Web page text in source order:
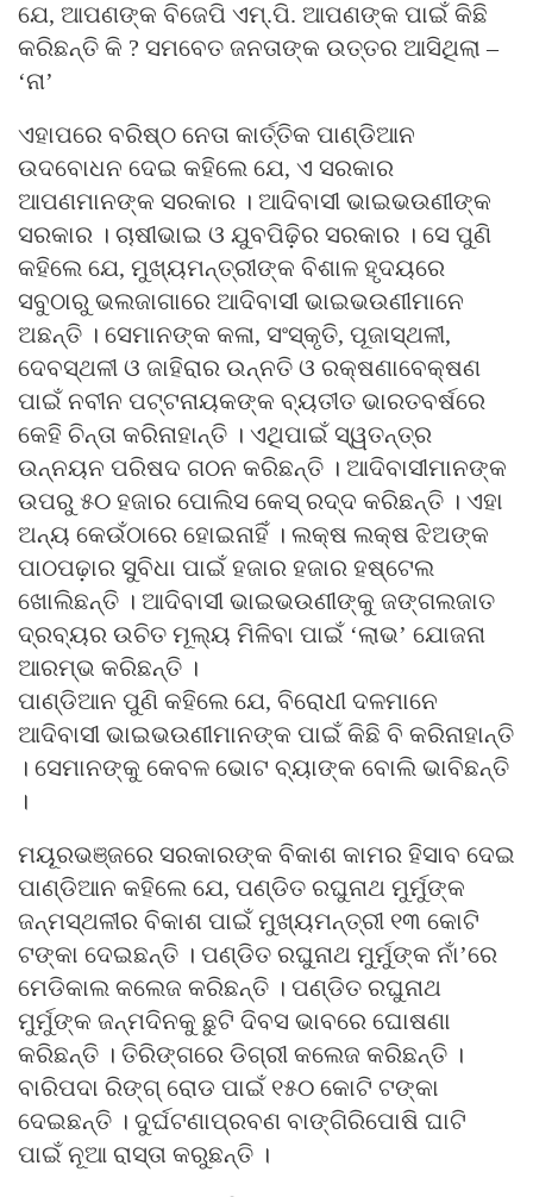
ଯେ, ଆପଣଙ୍କ ବିଜେପି ଏମ୍‍.ପି. ଆପଣଙ୍କ ପାଇଁ କିଛି
କରିଛନ୍ତି କି ? ସମବେତ ଜନତାଙ୍କ ଉତ୍ତର ଆସିଥିଲା –
‘ନା’
ଏହାପରେ ବରିଷ୍ଠ ନେତା କାର୍ତ୍ତିକ ପାଣ୍ଡିଆନ
ଉଦବୋଧନ ଦେଇ କହିଲେ ଯେ, ଏ ସରକାର
ଆପଣମାନଙ୍କ ସରକାର । ଆଦିବାସୀ ଭାଇଭଉଣୀଙ୍କ
ସରକାର । ଚାଷୀଭାଇ ଓ ଯୁବପିଢ଼ିର ସରକାର । ସେ ପୁଣି
କହିଲେ ଯେ, ମୁଖ୍ୟମନ୍ତ୍ରୀଙ୍କ ବିଶାଳ ହୃଦୟରେ
ସବୁଠାରୁ ଭଲଜାଗାରେ ଆଦିବାସୀ ଭାଇଭଉଣୀମାନେ
ଅଛନ୍ତି । ସେମାନଙ୍କ କଳା, ସଂସ୍କୃତି, ପୂଜାସ୍ଥଳୀ,
ଦେବସ୍ଥଳୀ ଓ ଜାହିରାର ଉନ୍ନତି ଓ ରକ୍ଷଣାବେକ୍ଷଣ
ପାଇଁ ନବୀନ ପଟ୍ଟନାୟକଙ୍କ ବ୍ୟତୀତ ଭାରତବର୍ଷରେ
କେହି ଚିନ୍ତା କରିନାହାନ୍ତି । ଏଥିପାଇଁ ସ୍ୱତନ୍ତ୍ର
ଉନ୍ନୟନ ପରିଷଦ ଗଠନ କରିଛନ୍ତି । ଆଦିବାସୀମାନଙ୍କ
ଉପରୁ ୫୦ ହଜାର ପୋଲିସ କେସ୍‍ ରଦ୍ଦ କରିଛନ୍ତି । ଏହା
ଅନ୍ୟ କେଉଁଠାରେ ହୋଇନାହିଁ । ଲକ୍ଷ ଲକ୍ଷ ଝିଅଙ୍କ
ପାଠପଢ଼ାର ସୁବିଧା ପାଇଁ ହଜାର ହଜାର ହଷ୍ଟେଲ
ଖୋଲିଛନ୍ତି । ଆଦିବାସୀ ଭାଇଭଉଣୀଙ୍କୁ ଜଙ୍ଗଲଜାତ
ଦ୍ରବ୍ୟର ଉଚିତ ମୂଲ୍ୟ ମିଳିବା ପାଇଁ ‘ଲାଭ’ ଯୋଜନା
ଆରମ୍ଭ କରିଛନ୍ତି ।
ପାଣ୍ଡିଆନ ପୁଣି କହିଲେ ଯେ, ବିରୋଧୀ ଦଳମାନେ
ଆଦିବାସୀ ଭାଇଭଉଣୀମାନଙ୍କ ପାଇଁ କିଛି ବି କରିନାହାନ୍ତି
। ସେମାନଙ୍କୁ କେବଳ ଭୋଟ ବ୍ୟାଙ୍କ ବୋଲି ଭାବିଛନ୍ତି
।
ମୟୂରଭଞ୍ଜରେ ସରକାରଙ୍କ ବିକାଶ କାମର ହିସାବ ଦେଇ
ପାଣ୍ଡିଆନ କହିଲେ ଯେ, ପଣ୍ଡିତ ରଘୁନାଥ ମୁର୍ମୁଙ୍କ
ଜନ୍ମସ୍ଥଳୀର ବିକାଶ ପାଇଁ ମୁଖ୍ୟମନ୍ତ୍ରୀ ୧୩ କୋଟି
ଟଙ୍କା ଦେଇଛନ୍ତି । ପଣ୍ଡିତ ରଘୁନାଥ ମୁର୍ମୁଙ୍କ ନାଁ’ରେ
ମେଡିକାଲ କଲେଜ କରିଛନ୍ତି । ପଣ୍ଡିତ ରଘୁନାଥ
ମୁର୍ମୁଙ୍କ ଜନ୍ମଦିନକୁ ଛୁଟି ଦିବସ ଭାବରେ ଘୋଷଣା
କରିଛନ୍ତି । ତିରିଙ୍ଗରେ ଡିଗ୍ରୀ କଲେଜ କରିଛନ୍ତି ।
ବାରିପଦା ରିଙ୍ଗ୍ ରୋଡ ପାଇଁ ୧୫୦ କୋଟି ଟଙ୍କା
ଦେଇଛନ୍ତି । ଦୁର୍ଘଟଣାପ୍ରବଣ ବାଙ୍ଗିରିପୋଷି ଘାଟି
ପାଇଁ ନୂଆ ରାସ୍ତା କରୁଛନ୍ତି ।